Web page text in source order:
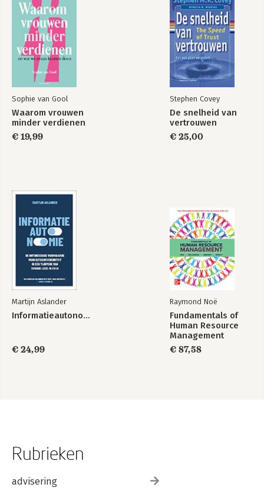
"Smart management balans tussen het
ontwikkelen van organisatie en individu"
"Smart resultaat- en functiegericht
"De waarde van onafhankelijkheid"
"Dansen op het ritme van de tijd"
"Dansend naar de toekomst"
Sophie van Gool
Waarom vrouwen
minder verdienen
€ 19,99
Stephen Covey
De snelheid van
vertrouwen
€ 25,00
Martijn Aslander
Informatieautonomie
€ 24,99
Raymond Noë
Fundamentals of
Human Resource
Management
€ 87,58
Rubrieken
advisering